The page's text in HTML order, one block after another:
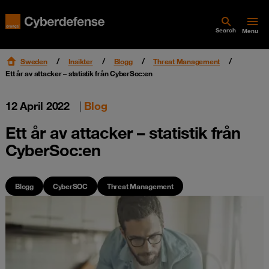
Search Menu
Sweden Insikter Blogg
Threat Management
Ett år av attacker – statistik från CyberSoc:en
12 April 2022 | Blog
Ett år av attacker – statistik från
CyberSoc:en
Blogg CyberSOC Threat Management